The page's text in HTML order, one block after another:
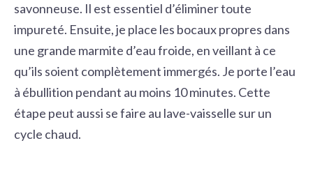
savonneuse. Il est essentiel d’éliminer toute
impureté. Ensuite, je place les bocaux propres dans
une grande marmite d’eau froide, en veillant à ce
qu’ils soient complètement immergés. Je porte l’eau
à ébullition pendant au moins 10 minutes. Cette
étape peut aussi se faire au lave-vaisselle sur un
cycle chaud.